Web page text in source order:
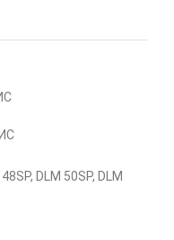
DLM 50SP, DLM